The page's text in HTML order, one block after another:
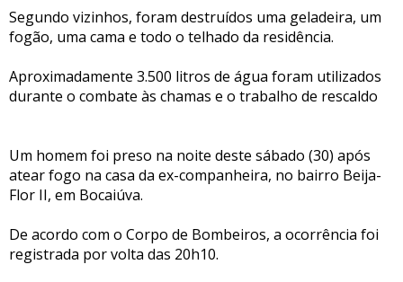
Segundo vizinhos, foram destruídos uma geladeira, um
fogão, uma cama e todo o telhado da residência.
Aproximadamente 3.500 litros de água foram utilizados
durante o combate às chamas e o trabalho de rescaldo
Um homem foi preso na noite deste sábado (30) após
atear fogo na casa da ex-companheira, no bairro Beija-
Flor II, em Bocaiúva.
De acordo com o Corpo de Bombeiros, a ocorrência foi
registrada por volta das 20h10.